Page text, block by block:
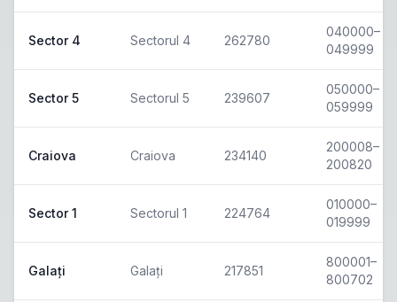
Sector 4 Sectorul 4 262780
040000–
049999
Sector 5 Sectorul 5 239607
050000–
059999
Craiova Craiova 234140
200008–
200820
Sector 1 Sectorul 1 224764
010000–
019999
Galați Galați 217851
800001–
800702